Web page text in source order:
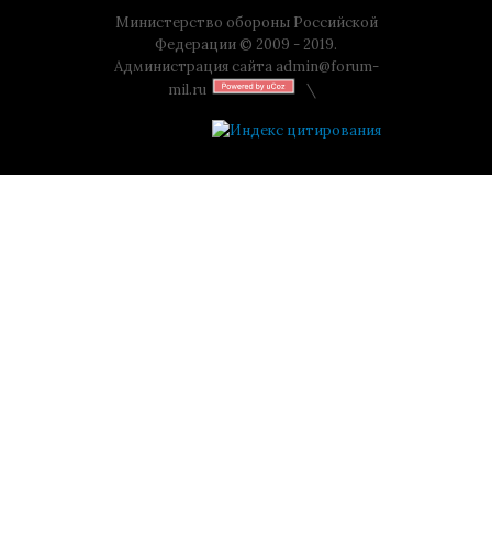
Министерство обороны Российской
Федерации © 2009 - 2019.
Администрация сайта admin@forum-
mil.ru